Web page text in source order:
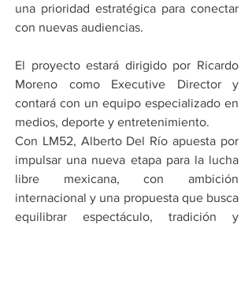
una prioridad estratégica para conectar
con nuevas audiencias.
El proyecto estará dirigido por Ricardo
Moreno como Executive Director y
contará con un equipo especializado en
medios, deporte y entretenimiento.
Con LM52, Alberto Del Río apuesta por
impulsar una nueva etapa para la lucha
libre mexicana, con ambición
internacional y una propuesta que busca
equilibrar espectáculo, tradición y